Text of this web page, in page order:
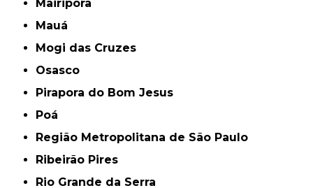
Mairiporã
Mauá
Mogi das Cruzes
Osasco
Pirapora do Bom Jesus
Poá
Região Metropolitana de São Paulo
Ribeirão Pires
Rio Grande da Serra